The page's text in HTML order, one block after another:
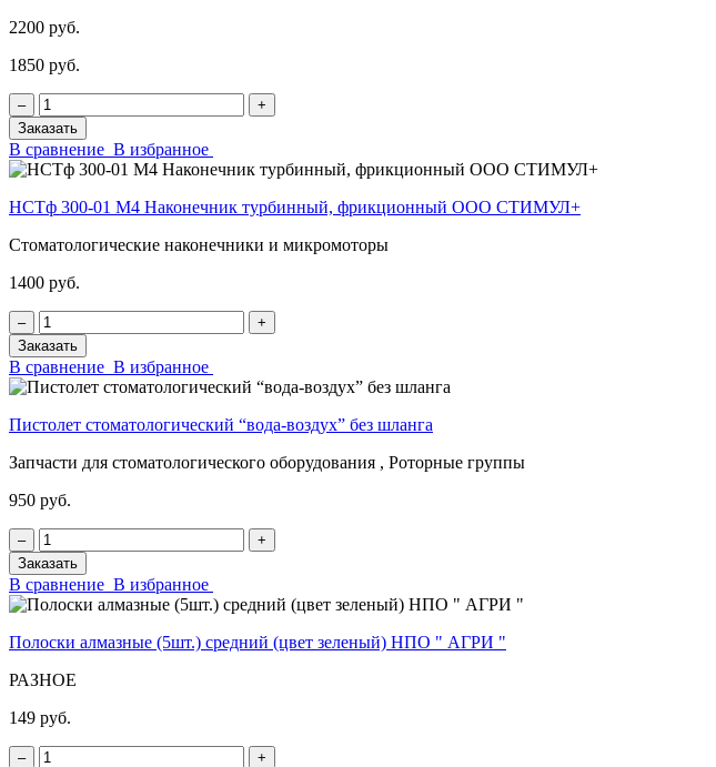
2200 руб.
1850 руб.
‒
+
Заказать
В сравнение В избранное
НСТф 300-01 М4 Наконечник турбинный, фрикционный ООО СТИМУЛ+
Стоматологические наконечники и микромоторы
1400 руб.
‒
+
Заказать
В сравнение В избранное
Пистолет стоматологический “вода-воздух” без шланга
Запчасти для стоматологического оборудования , Роторные группы
950 руб.
‒
+
Заказать
В сравнение В избранное
Полоски алмазные (5шт.) средний (цвет зеленый) НПО " АГРИ "
РАЗНОЕ
149 руб.
‒
+